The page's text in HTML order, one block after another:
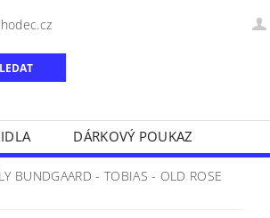
DÁRKOVÝ POUKAZ
PODMÍNKY
OCHRANA
BUNDGAARD - TOBIAS - OLD ROSE